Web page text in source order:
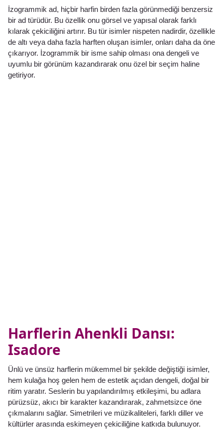
İzogrammik ad, hiçbir harfin birden fazla görünmediği benzersiz
bir ad türüdür. Bu özellik onu görsel ve yapısal olarak farklı
kılarak çekiciliğini artırır. Bu tür isimler nispeten nadirdir, özellikle
de altı veya daha fazla harften oluşan isimler, onları daha da öne
çıkarıyor. İzogrammik bir isme sahip olması ona dengeli ve
uyumlu bir görünüm kazandırarak onu özel bir seçim haline
getiriyor.
Harflerin Ahenkli Dansı:
Isadore
Ünlü ve ünsüz harflerin mükemmel bir şekilde değiştiği isimler,
hem kulağa hoş gelen hem de estetik açıdan dengeli, doğal bir
ritim yaratır. Seslerin bu yapılandırılmış etkileşimi, bu adlara
pürüzsüz, akıcı bir karakter kazandırarak, zahmetsizce öne
çıkmalarını sağlar. Simetrileri ve müzikaliteleri, farklı diller ve
kültürler arasında eskimeyen çekiciliğine katkıda bulunuyor.